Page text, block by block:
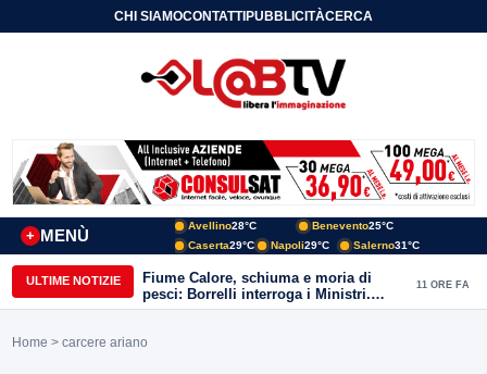
CHI SIAMOCONTATTIPUBBLICITÀCERCA
MENÙ
+
Avellino28°C Benevento25°C
Caserta29°C Napoli29°C Salerno31°C
ULTIME NOTIZIE
Fiume Calore, schiuma e moria di
pesci: Borrelli interroga i Ministri.
“Benevento paga l’assenza del
11 ORE FA
Home > carcere ariano